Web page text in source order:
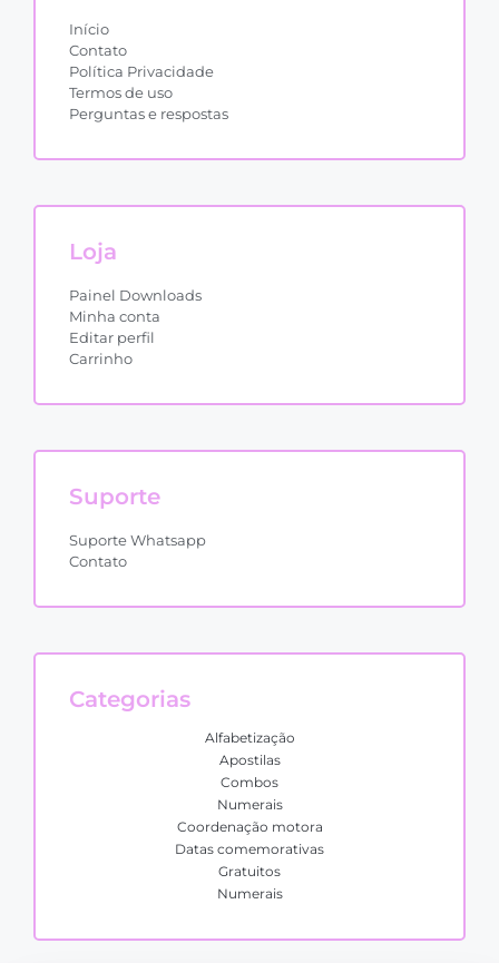
Início
Contato
Política Privacidade
Termos de uso
Perguntas e respostas
Loja
Painel Downloads
Minha conta
Editar perfil
Carrinho
Suporte
Suporte Whatsapp
Contato
Categorias
Alfabetização
Apostilas
Combos
Numerais
Coordenação motora
Datas comemorativas
Gratuitos
Numerais